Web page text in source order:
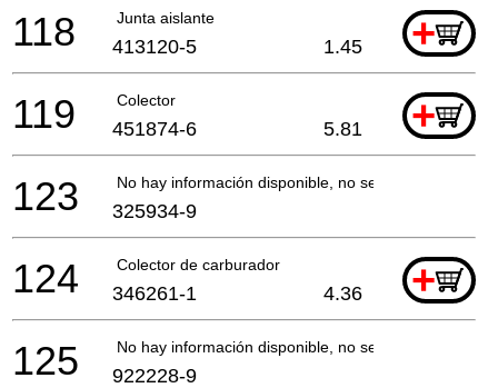
Junta aislante +
118 413120-5 1.45
Colector +
119 451874-6 5.81
No hay información disponible, no se puede pedir
123 325934-9
Colector de carburador +
124 346261-1 4.36
No hay información disponible, no se puede pedir
125 922228-9